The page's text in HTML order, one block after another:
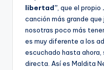
libertad” , que el
canción más grande
nosotras poco más
es muy diferente a los
escuchado hasta ahora,
directa. Así es Maldita